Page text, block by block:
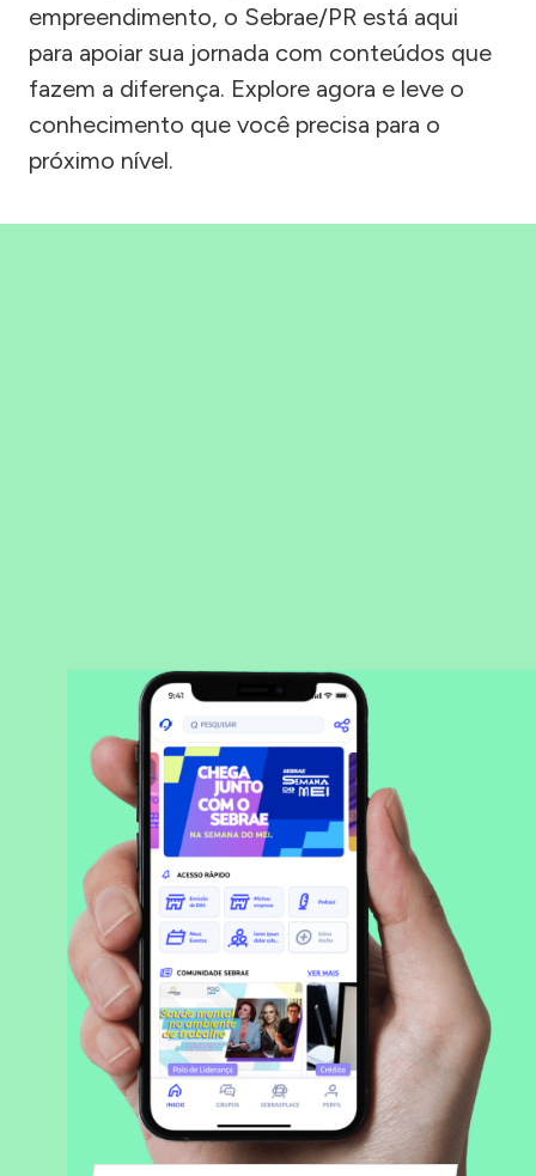
empreendimento, o Sebrae/PR está aqui
para apoiar sua jornada com conteúdos que
fazem a diferença. Explore agora e leve o
conhecimento que você precisa para o
próximo nível.